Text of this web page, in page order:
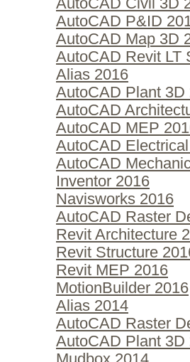
AutoCAD Civil 3D
AutoCAD P&ID
AutoCAD Map 3D
AutoCAD Revit LT
Alias 2016
AutoCAD Plant 3D
AutoCAD
AutoCAD MEP
AutoCAD
AutoCAD
Inventor 2016
Navisworks 2016
AutoCAD Raster
Revit Architecture
Revit Structure
Revit MEP 2016
MotionBuilder 2016
Alias 2014
AutoCAD Raster
AutoCAD Plant 3D